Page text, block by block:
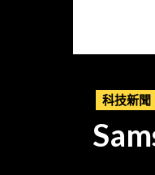
科技新聞